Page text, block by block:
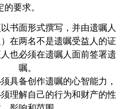
的要求。
书面形式撰写，并由遗嘱人
）在两名不是遗嘱受益人的证
也必须在遗嘱人面前签署遗
嘱。
具备创作遗嘱的心智能力，
理解自己的行为和财产的性